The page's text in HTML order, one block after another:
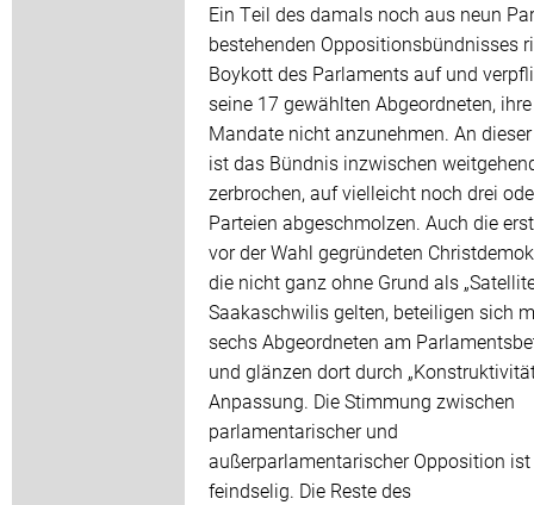
Ein Teil des damals noch aus neun
bestehenden Oppositionsbündnisses
Boykott des Parlaments auf und
seine 17 gewählten Abgeordneten, ihre
Mandate nicht anzunehmen. An
ist das Bündnis inzwischen
zerbrochen, auf vielleicht noch drei
Parteien abgeschmolzen. Auch die
vor der Wahl gegründeten
die nicht ganz ohne Grund als
Saakaschwilis gelten, beteiligen sich
sechs Abgeordneten am
und glänzen dort durch
Anpassung. Die Stimmung zwischen
parlamentarischer und
außerparlamentarischer Opposition
feindselig. Die Reste des